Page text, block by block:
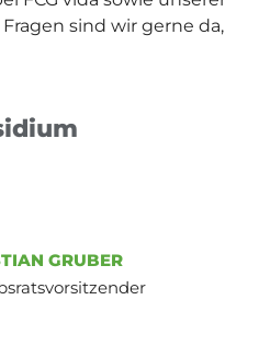
sind wir gerne da,
GRUBER